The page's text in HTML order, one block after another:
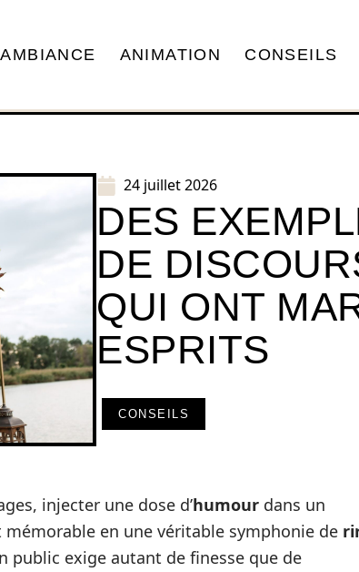
AMBIANCE ANIMATION CONSEILS
24 juillet 2026
DES
DE
QUI ONT
ESPRITS
CONSEILS
injecter une dose d’humour dans un
en une véritable symphonie de
public exige autant de finesse que de